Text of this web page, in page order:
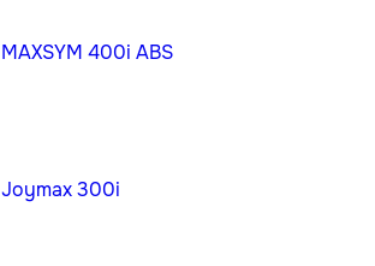
MAXSYM 400i ABS
Joymax 300i